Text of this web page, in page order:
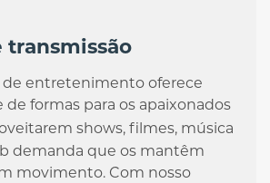
transmissão
de entretenimento oferece
de formas para os apaixonados
shows, filmes, música
demanda que os mantêm
movimento. Com nosso